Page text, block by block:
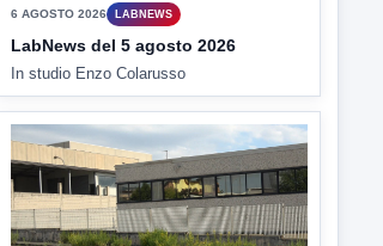
▶
5 AGOSTO 2026 ATTUALITÀ